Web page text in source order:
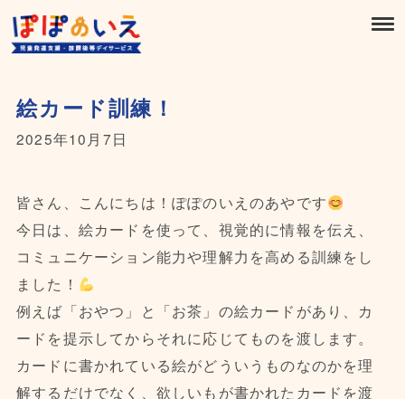
絵カード訓練！
2025年10月7日
皆さん、こんにちは！ぽぽのいえのあやです
今日は、絵カードを使って、視覚的に情報を伝え、
コミュニケーション能力や理解力を高める訓練をし
ました！
例えば「おやつ」と「お茶」の絵カードがあり、カ
ードを提示してからそれに応じてものを渡します。
カードに書かれている絵がどういうものなのかを理
解するだけでなく、欲しいもが書かれたカードを渡